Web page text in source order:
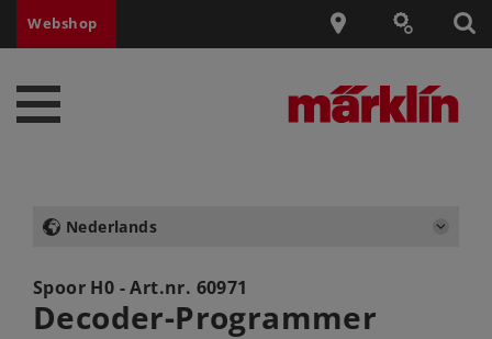
Webshop
Nederlands
Spoor H0 - Art.nr. 60971
Decoder-Programmer